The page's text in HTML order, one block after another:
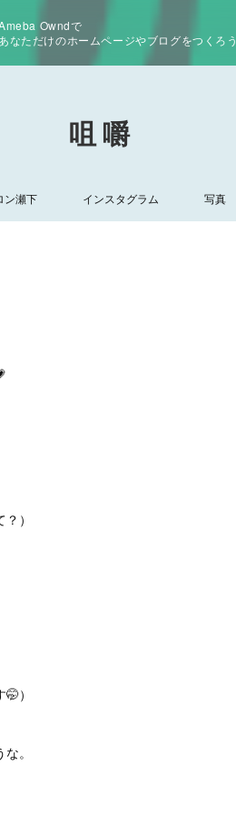
Owndで
あなただけのホームページやブログをつくろう
咀 嚼
ン瀬下 インスタグラム 写真
）
）
。